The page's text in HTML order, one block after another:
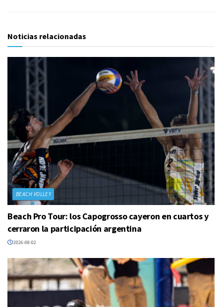
Noticias relacionadas
BEACH VOLLEY
Beach Pro Tour: los Capogrosso cayeron en cuartos y
cerraron la participación argentina
2026-08-02